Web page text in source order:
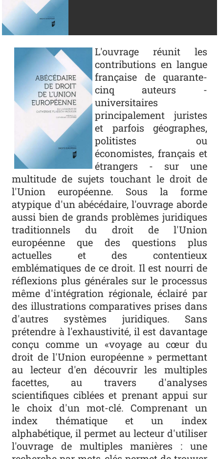
Photo
L'ouvrage réunit les
contributions en langue
française de quarante-
cinq auteurs -
universitaires
principalement juristes
et parfois géographes,
politistes ou
économistes, français et
étrangers - sur une
multitude de sujets touchant le droit de
l'Union européenne. Sous la forme
atypique d'un abécédaire, l'ouvrage aborde
aussi bien de grands problèmes juridiques
traditionnels du droit de l'Union
européenne que des questions plus
actuelles et des contentieux
emblématiques de ce droit. Il est nourri de
réflexions plus générales sur le processus
même d'intégration régionale, éclairé par
des illustrations comparatives prises dans
d'autres systèmes juridiques. Sans
prétendre à l'exhaustivité, il est davantage
conçu comme un «voyage au cœur du
droit de l'Union européenne » permettant
au lecteur d'en découvrir les multiples
facettes, au travers d'analyses
scientifiques ciblées et prenant appui sur
le choix d'un mot-clé. Comprenant un
index thématique et un index
alphabétique, il permet au lecteur d'utiliser
l'ouvrage de multiples manières : une